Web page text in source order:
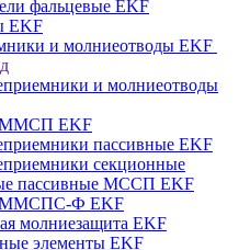
фальцевые EKF
EKF
и молниеотводы EKF
и молниеотводы
EKF
пассивные EKF
секционные
пассивные МССП EKF
ММСПС-Ф EKF
молниезащита EKF
элементы EKF